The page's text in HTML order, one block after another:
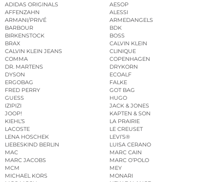
ADIDAS ORIGINALS
AESOP
AFFENZAHN
ALESSI
ARMANI/PRIVÉ
ARMEDANGELS
BARBOUR
BDK
BIRKENSTOCK
BOSS
BRAX
CALVIN KLEIN
CALVIN KLEIN JEANS
CLINIQUE
COMMA
COPENHAGEN
DR. MARTENS
DRYKORN
DYSON
ECOALF
ERGOBAG
FALKE
FRED PERRY
GOT BAG
GUESS
HUGO
IZIPIZI
JACK & JONES
JOOP!
KAPTEN & SON
KIEHL’S
LA PRAIRIE
LACOSTE
LE CREUSET
LENA HOSCHEK
LEVI’S®
LIEBESKIND BERLIN
LUISA CERANO
MAC
MARC CAIN
MARC JACOBS
MARC O’POLO
MCM
MEY
MICHAEL KORS
MONARI